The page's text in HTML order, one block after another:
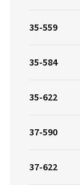
35-559
35-584
35-622
37-590
37-622